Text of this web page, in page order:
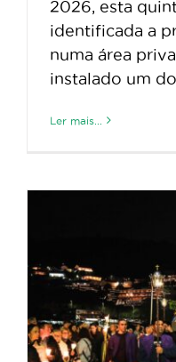
2026, esta
identificada a
numa área
instalado um
Ler mais...